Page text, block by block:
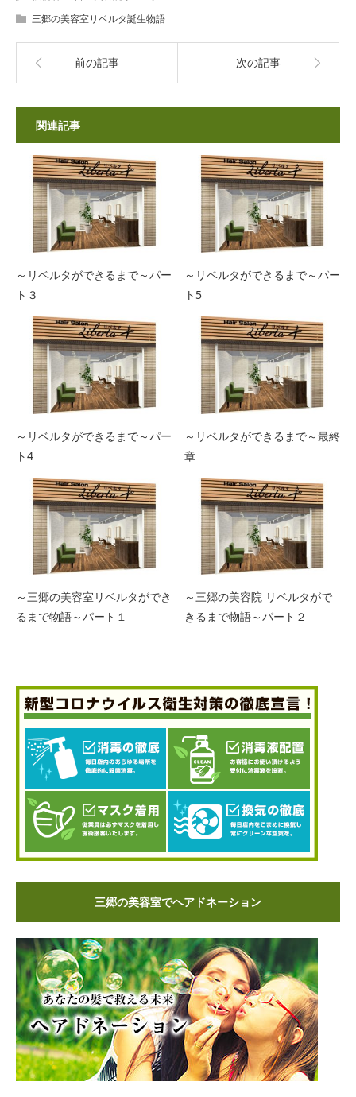
三郷の美容室リベルタ誕生物語
前の記事 次の記事
関連記事
～リベルタができるまで～パー
ト３
～リベルタができるまで～パー
ト5
～リベルタができるまで～パー
ト4
～リベルタができるまで～最終
章
～三郷の美容室リベルタができ
るまで物語～パート１
～三郷の美容院 リベルタがで
きるまで物語～パート２
三郷の美容室でヘアドネーション